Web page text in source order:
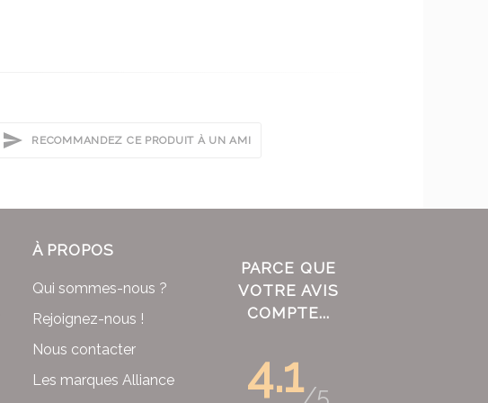
RECOMMANDEZ CE PRODUIT À UN AMI
À PROPOS
Qui sommes-nous ?
Rejoignez-nous !
Nous contacter
Les marques Alliance
PARCE QUE
VOTRE AVIS
COMPTE...
4.1/5